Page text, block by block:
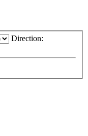
Direction: